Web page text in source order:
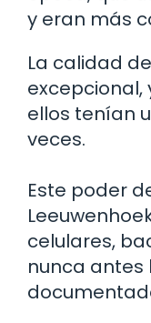
y eran más
La calidad
excepcional,
ellos tenían
veces.
Este poder
celulares,
nunca antes